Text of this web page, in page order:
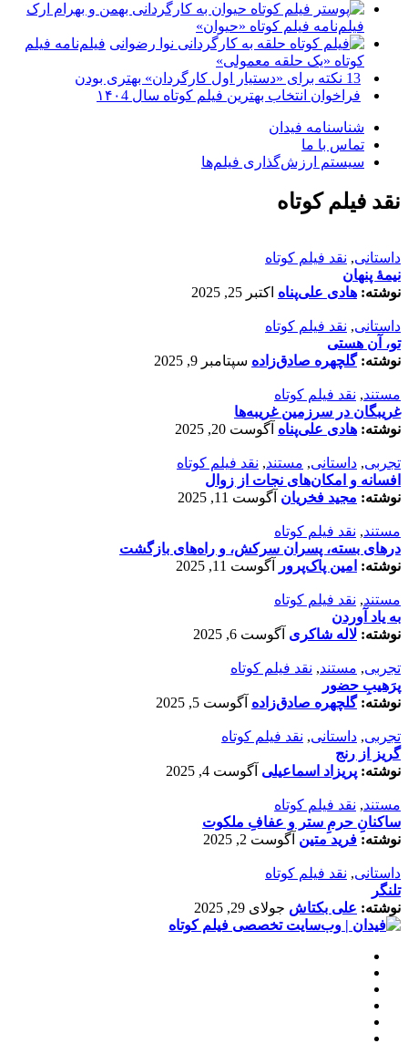
فیلم‌نامه فیلم کوتاه «حیوان»
فیلم‌نامه فیلم
کوتاه «یک حلقه معمولی»
13 نکته برای «دستیار اول کارگردان» بهتری بودن
فراخوان انتخاب بهترین فیلم کوتاه سال ۱۴۰4
شناسنامه فیدان
تماس با ما
سیستم ارزش‌گذاری فیلم‌ها
نقد فیلم کوتاه
داستانی, نقد فیلم کوتاه
نیمۀ پنهان
نوشته: هادی علی‌پناه اکتبر 25, 2025
داستانی, نقد فیلم کوتاه
تو، آن هستی
نوشته:گلچهره صادق‌زاده سپتامبر 9, 2025
مستند, نقد فیلم کوتاه
غریبگان در سرزمین غریبه‌ها
نوشته: هادی علی‌پناه آگوست 20, 2025
تجربی, داستانی, مستند, نقد فیلم کوتاه
افسانه‌ و امکان‌های نجات از زوال
نوشته: مجید فخریان آگوست 11, 2025
مستند, نقد فیلم کوتاه
درهای بسته، پسران سرکش، و راه‌های بازگشت
نوشته: امین پاک‌پرور آگوست 11, 2025
مستند, نقد فیلم کوتاه
به یاد آوردن
نوشته: لاله شاکری آگوست 6, 2025
تجربی, مستند, نقد فیلم کوتاه
پرَهیب‌ِ حضور
نوشته:گلچهره صادق‌زاده آگوست 5, 2025
تجربی, داستانی, نقد فیلم کوتاه
گریز از رنج
نوشته: پریزاد اسماعیلی آگوست 4, 2025
مستند, نقد فیلم کوتاه
ساکنانِ حرمِ ستر و عفافِ ملکوت
نوشته: فرید متین آگوست 2, 2025
داستانی, نقد فیلم کوتاه
تلنگر
نوشته: علی بکتاش جولای 29, 2025